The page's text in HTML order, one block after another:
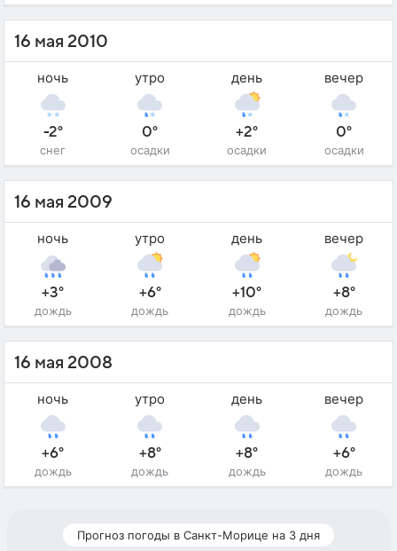
16 мая 2010
ночь
-2°
снег
утро
0°
осадки
день
+2°
осадки
вечер
0°
осадки
16 мая 2009
ночь
+3°
дождь
утро
+6°
дождь
день
+10°
дождь
вечер
+8°
дождь
16 мая 2008
ночь
+6°
дождь
утро
+8°
дождь
день
+8°
дождь
вечер
+6°
дождь
Прогноз погоды в Санкт-Морице на 3 дня